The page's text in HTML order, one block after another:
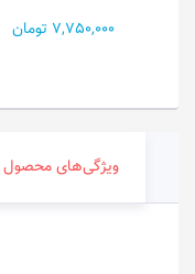
7,750,000 تومان
ویژگی‌های محصول